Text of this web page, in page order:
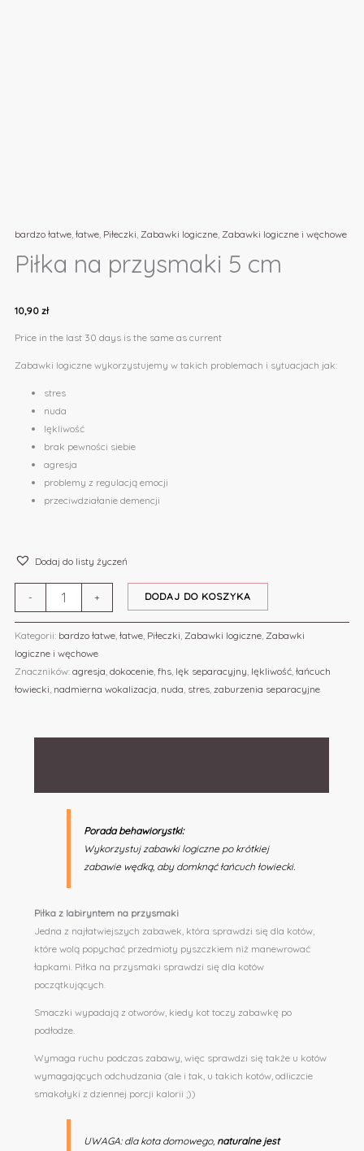
bardzo łatwe ,łatwe Piłeczki Zabawki logiczne Zabawki logiczne i węchowe
Piłka na przysmaki 5 cm
10,90zł
Price in the last 30 days is the same as current
Zabawki logiczne wykorzystujemy w takich problemach i sytuacjach jak:
stres
nuda
lękliwość
brak pewności siebie
agresja
problemy z regulacją emocji
przeciwdziałanie demencji
Dodaj do listy życzeń
- + DODAJ DO KOSZYKA
Kategorii: bardzo łatwe ,łatwe Piłeczki Zabawki logiczne Zabawki
logiczne i węchowe
Znaczników:agresja ,dokocenie ,fhs lęk separacyjny lękliwość ,łańcuch
łowiecki nadmierna wokalizacja nuda stres zaburzenia separacyjne
Porada behawiorystki:
Wykorzystuj zabawki logiczne po krótkiej
zabawie wędką, aby domknąć łańcuch łowiecki.
Piłka z labiryntem na przysmaki
Jedna z najłatwiejszych zabawek, która sprawdzi się dla kotów,
które wolą popychać przedmioty pyszczkiem niż manewrować
łapkami. Piłka na przysmaki sprawdzi się dla kotów
początkujących.
Smaczki wypadają z otworów, kiedy kot toczy zabawkę po
podłodze.
Wymaga ruchu podczas zabawy, więc sprawdzi się także u kotów
wymagających odchudzania (ale i tak, u takich kotów, odliczcie
smakołyki z dziennej porcji kalorii ;))
UWAGA: dla kota domowego, naturalne jest